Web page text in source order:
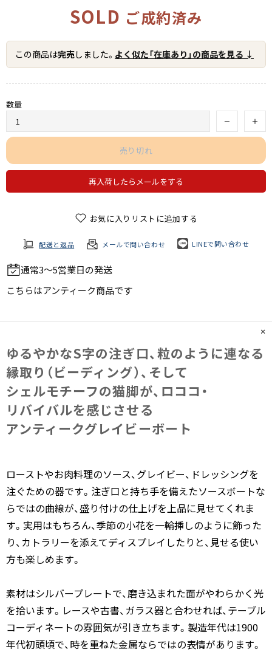
SOLD ご成約済み
この商品は完売しました。 よく似た「在庫あり」の商品を見る ↓
数量
売り切れ
再入荷したらメールをする
お気に入りリストに追加する
配送と返品 メールで問い合わせ LINEで問い合わせ
通常3～5営業日の発送
こちらはアンティーク商品です
ゆる​やかな​S字の​注ぎ口、​粒のように​連なる​
縁取り​（ビーディング）、​そして​
シェルモチーフの​猫脚が、​ロココ・
リバイバルを​感じさせる​
アンティークグレイビーボート
ローストやお肉料理のソース、グレイビー、ドレッシングを
注ぐための器です。注ぎ口と持ち手を備えたソースボートな
らではの曲線が、盛り付けの仕上げを上品に見せてくれま
す。実用はもちろん、季節の小花を一輪挿しのように飾った
り、カトラリーを添えてディスプレイしたりと、見せる使い
方も楽しめます。
素材はシルバープレートで、磨き込まれた面がやわらかく光
を拾います。レースや古書、ガラス器と合わせれば、テーブル
コーディネートの雰囲気が引き立ちます。製造年代は1900
年代初頭頃で、時を重ねた金属ならではの表情があります。